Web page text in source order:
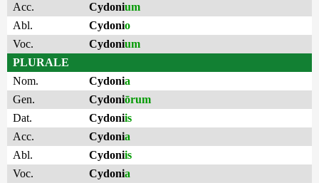
Acc.
Cydonium
Abl.
Cydonio
Voc.
Cydonium
PLURALE
Nom.
Cydonia
Gen.
Cydoniōrum
Dat.
Cydoniis
Acc.
Cydonia
Abl.
Cydoniis
Voc.
Cydonia